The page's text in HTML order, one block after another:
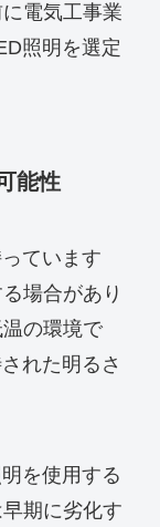
電気工事業
照明を選定
能性
ています
場合があり
の環境で
れた明るさ
を使用する
期に劣化す